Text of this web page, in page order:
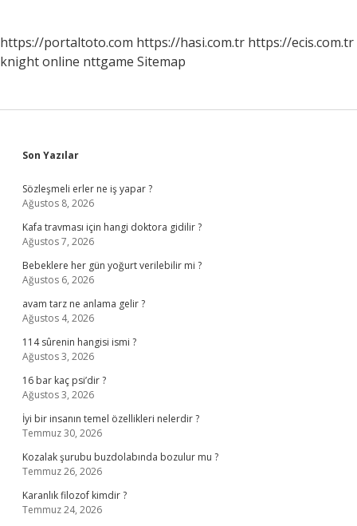
https://portaltoto.com https://hasi.com.tr https://ecis.com.tr
knight online nttgame Sitemap
Sidebar
Son Yazılar
Sözleşmeli erler ne iş yapar ?
Ağustos 8, 2026
Kafa travması için hangi doktora gidilir ?
Ağustos 7, 2026
Bebeklere her gün yoğurt verilebilir mi ?
Ağustos 6, 2026
avam tarz ne anlama gelir ?
Ağustos 4, 2026
114 sûrenin hangisi ismi ?
Ağustos 3, 2026
16 bar kaç psi’dir ?
Ağustos 3, 2026
İyi bir insanın temel özellikleri nelerdir ?
Temmuz 30, 2026
Kozalak şurubu buzdolabında bozulur mu ?
Temmuz 26, 2026
Karanlık filozof kimdir ?
Temmuz 24, 2026